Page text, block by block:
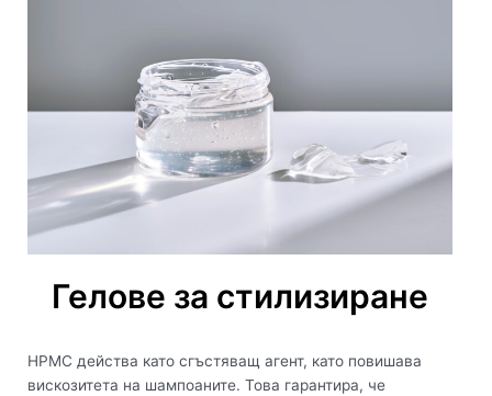
Гелове за стилизиране
HPMC действа като сгъстяващ агент, като повишава
вискозитета на шампоаните. Това гарантира, че